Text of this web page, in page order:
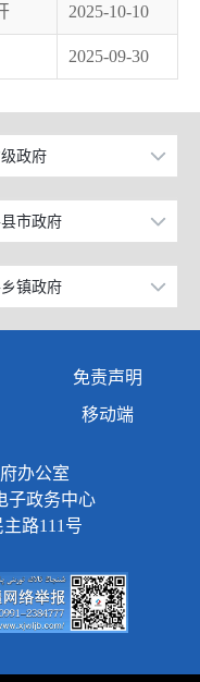
2025-10-10
2025-09-30
政府
海
东
津
徽
西
市政府
市
康市
纳斯县
壁县
萨尔县
台县
垒哈萨克自治县
镇政府
镇
流河镇
库镇
湾镇
个庄子镇
免责声明
移动端
办公室
子政务中心
路111号